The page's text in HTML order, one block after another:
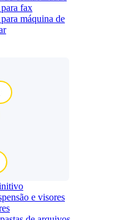
fax
máquina de
e visores